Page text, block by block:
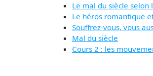
Le mal du siècle
Le héros romantique
Souffrez-vous, vous
Mal du siècle
Cours 2 : les